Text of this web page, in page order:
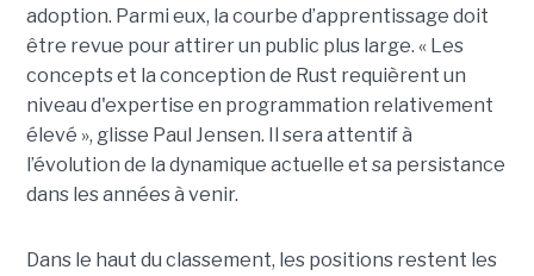
adoption. Parmi eux, la courbe d’apprentissage doit
être revue pour attirer un public plus large. « Les
concepts et la conception de Rust requièrent un
niveau d'expertise en programmation relativement
élevé », glisse Paul Jensen. Il sera attentif à
l’évolution de la dynamique actuelle et sa persistance
dans les années à venir.
Dans le haut du classement, les positions restent les